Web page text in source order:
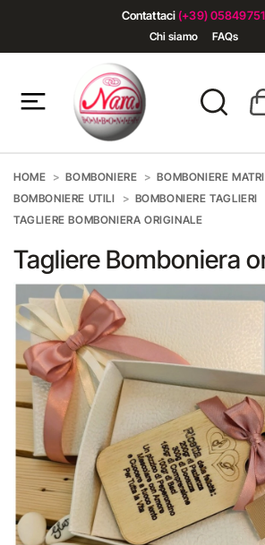
Contattaci (+39)
Chi siamo FAQs
HOME BOMBONIERE
BOMBONIERE
BOMBONIERE UTILI
BOMBONIERE TAGLIERI
TAGLIERE BOMBONIERA ORIGINALE
Tagliere Bomboniera